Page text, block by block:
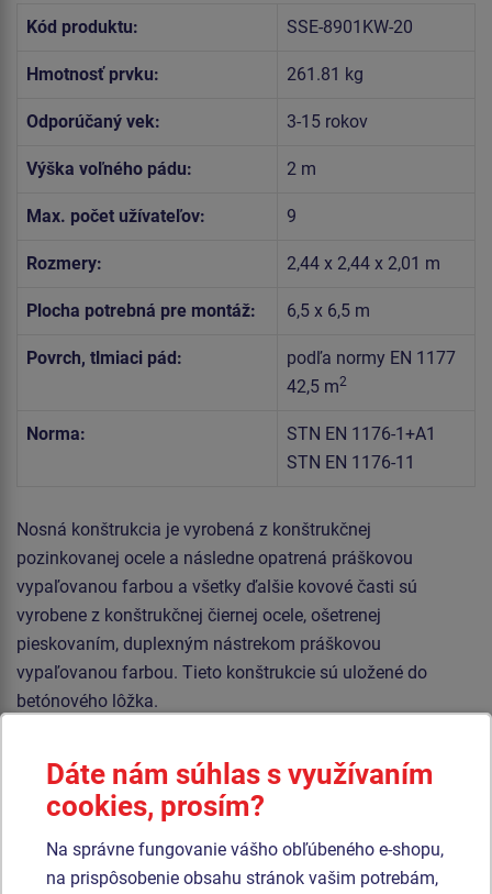
Kód produktu: SSE-8901KW-20
Hmotnosť prvku: 261.81 kg
Odporúčaný vek: 3-15 rokov
Výška voľného pádu: 2 m
Max. počet užívateľov: 9
Rozmery: 2,44 x 2,44 x 2,01 m
Plocha potrebná pre montáž: 6,5 x 6,5 m
Povrch, tlmiaci pád:
podľa normy EN 1177
42,5 m2
Norma:
STN EN 1176-1+A1
STN EN 1176-11
Nosná konštrukcia je vyrobená z konštrukčnej
pozinkovanej ocele a následne opatrená práškovou
vypaľovanou farbou a všetky ďalšie kovové časti sú
vyrobene z konštrukčnej čiernej ocele, ošetrenej
pieskovaním, duplexným nástrekom práškovou
vypaľovanou farbou. Tieto konštrukcie sú uložené do
betónového lôžka.
sú vyrobené z materiálu HERKULES (16 mm lana z
polypropylénu s vnútorným oceľovým jadrom) a sú
pozinkovaný nebo nerezový.
Dáte nám súhlas s využívaním
cookies, prosím?
Na správne fungovanie vášho obľúbeného e-shopu,
na prispôsobenie obsahu stránok vašim potrebám,